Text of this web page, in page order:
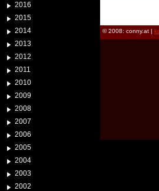
2016
2015
2014
2013
2012
2011
2010
2009
2008
2007
2006
2005
2004
2003
2002
© 2008: conny.at |